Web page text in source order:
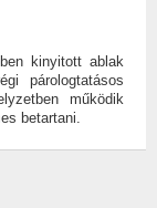
kinyitott ablak
párologtatásos
működik
betartani.